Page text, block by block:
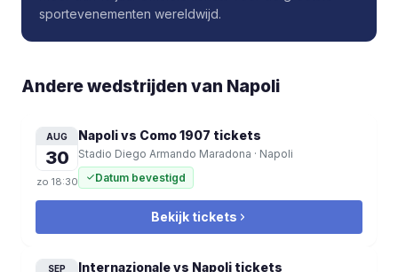
sportevenementen wereldwijd.
Andere wedstrijden van Napoli
AUG
30
zo 18:30
Napoli vs Como 1907 tickets
Stadio Diego Armando Maradona · Napoli
Datum bevestigd
Bekijk tickets
SEP Internazionale vs Napoli tickets